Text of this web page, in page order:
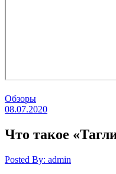
Обзоры
08.07.2020
Что такое
Posted By: admin